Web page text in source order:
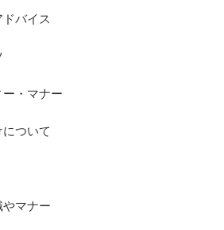
バイス
・マナー
ついて
マナー